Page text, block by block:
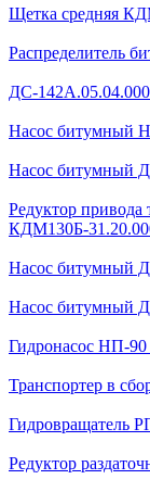
Щетка средняя
Распределитель
ДС-
Насос битумный
Насос битумный
Редуктор привода
КДМ130Б-
Насос битумный
Насос битумный
Гидронасос НП-
Транспортер в
Гидровращатель
Редуктор